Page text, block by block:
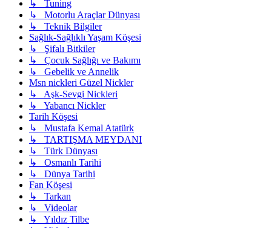
↳ Tuning
↳ Motorlu Araçlar Dünyası
↳ Teknik Bilgiler
Sağlık-Sağlıklı Yaşam Köşesi
↳ Şifalı Bitkiler
↳ Çocuk Sağlığı ve Bakımı
↳ Gebelik ve Annelik
Msn nickleri Güzel Nickler
↳ Aşk-Sevgi Nickleri
↳ Yabancı Nickler
Tarih Köşesi
↳ Mustafa Kemal Atatürk
↳ TARTIŞMA MEYDANI
↳ Türk Dünyası
↳ Osmanlı Tarihi
↳ Dünya Tarihi
Fan Köşesi
↳ Tarkan
↳ Videolar
↳ Yıldız Tilbe